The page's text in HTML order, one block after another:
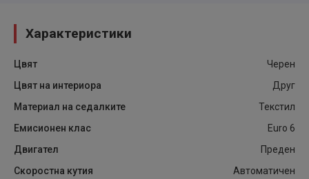
Характеристики
Цвят
Черен
Цвят на интериора
Друг
Материал на седалките
Текстил
Емисионен клас
Euro 6
Двигател
Преден
Скоростна кутия
Автоматичен